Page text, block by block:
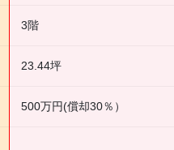
3階
23.44坪
500万円(償却30％）